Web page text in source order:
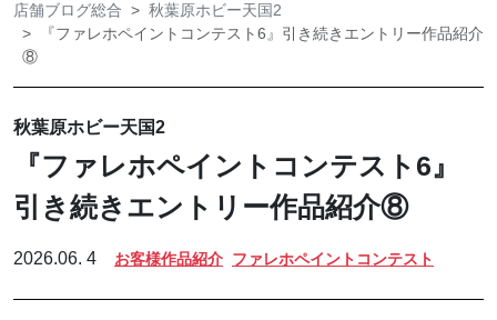
店舗ブログ総合
秋葉原ホビー天国2
『ファレホペイントコンテスト6』引き続きエントリー作品紹介
⑧
秋葉原ホビー天国2
『ファレホペイントコンテスト6』
引き続きエントリー作品紹介⑧
2026.06. 4 お客様作品紹介 ファレホペイントコンテスト